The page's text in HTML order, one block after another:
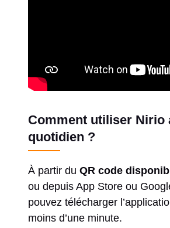
Comment utiliser Nirio
quotidien ?
À partir du QR code
ou depuis App Store ou
pouvez télécharger
moins d’une minute.